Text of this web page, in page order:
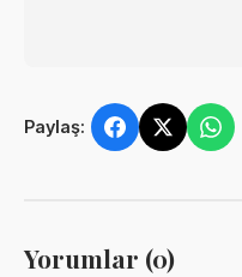
Paylaş:
Yorumlar (0)